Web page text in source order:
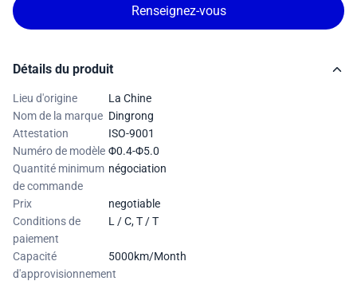
Renseignez-vous
Détails du produit
Lieu d'origine
La Chine
Nom de la marque Dingrong
Attestation
ISO-9001
Numéro de modèle Φ0.4-Φ5.0
Quantité minimum
de commande
négociation
Prix
negotiable
Conditions de
paiement
L / C, T / T
Capacité
d'approvisionnement
5000km/Month